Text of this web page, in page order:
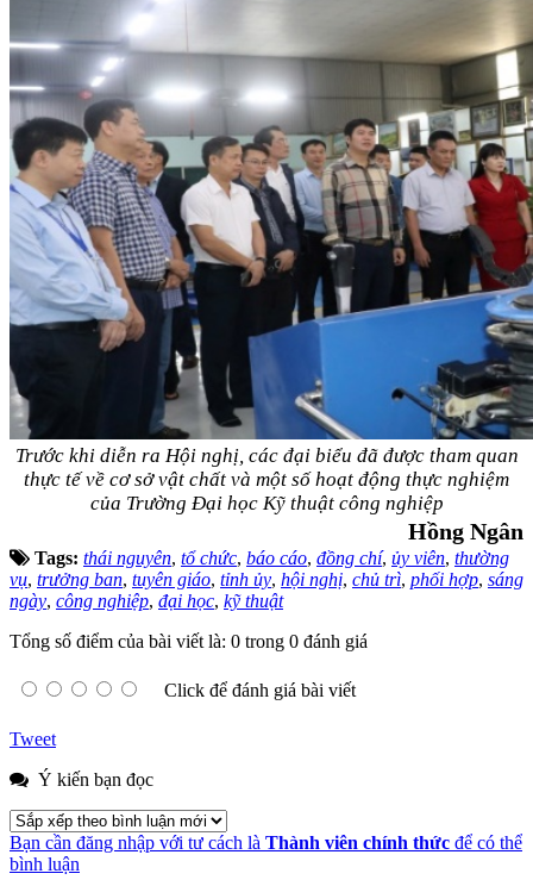
Trước khi diễn ra Hội nghị, các đại biểu đã được tham quan
thực tế về cơ sở vật chất và một số hoạt động thực nghiệm
của Trường Đại học Kỹ thuật công nghiệp
Hồng Ngân
Tags: thái nguyên, tổ chức, báo cáo, đồng chí, ủy viên, thường
vụ, trưởng ban, tuyên giáo, tỉnh ủy, hội nghị, chủ trì, phối hợp, sáng
ngày, công nghiệp, đại học, kỹ thuật
Tổng số điểm của bài viết là: 0 trong 0 đánh giá
Click để đánh giá bài viết
Tweet
Ý kiến bạn đọc
Bạn cần đăng nhập với tư cách là Thành viên chính thức để có thể
bình luận